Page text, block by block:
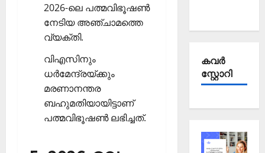
2026-ലെ പത്മവിഭൂഷണ്‍
നേടിയ അഞ്ചാമത്തെ
വ്യക്തി.
വിഎസിനും
ധര്‍മേന്ദ്രയ്ക്കും
മരണാനന്തര
ബഹുമതിയായിട്ടാണ്
പത്മവിഭൂഷണ്‍ ലഭിച്ചത്.
കവര്‍
സ്റ്റോറി